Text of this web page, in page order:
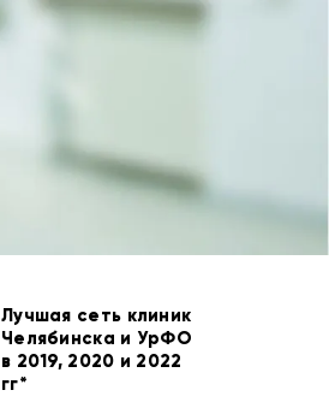
Лучшая сеть клиник
Челябинска и УрФО
в 2019, 2020 и 2022
гг*